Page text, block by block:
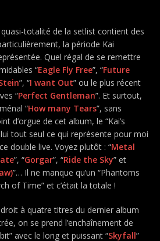
quasi-totalité de la setlist contient des
la période Kai
Quel régal de se remettre
“Eagle Fly Free”, “Future
”, “I want Out” ou le plus récent
“Perfect Gentleman”. Et surtout,
“How many Tears”, sans
d’orgue de cet album, le “Kai’s
tout seul ce qui représente pour moi
double live. Voyez plutôt : “Metal
”, “Gorgar”, “Ride the Sky” et
”… Il ne manque qu’un “Phantoms
of Time” et c’était la totale !
à quatre titres du dernier album
on se prend l’enchaînement de
avec le long et puissant “Skyfall”